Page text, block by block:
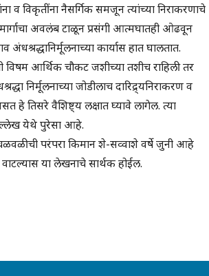
व विकृतींना नैसर्गिक समजून त्यांच्या निराकरणाचे
अवलंब टाळून प्रसंगी आत्मघातही ओढवून
कार्यास हात घालतात.
विषम आर्थिक चौकट जशीच्या तशीच राहिली तर
निर्मूलनाच्या जोडीलाच दारिद्र्यनिराकरण व
हे तिसरे वैशिष्ट्य लक्षात घ्यावे लागेल. त्या
येथे पुरेसा आहे.
परंपरा किमान शे-सव्वाशे वर्षे जुनी आहे
या लेखनाचे सार्थक होईल.